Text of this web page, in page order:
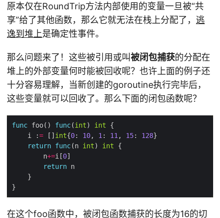
原本仅在RoundTrip方法内部使用的变量一旦被“共
享”给了其他函数，那么它就无法在栈上分配了， 逃
逸到堆上是确定性事件。
那么问题来了！这些被引用或叫被闭包捕获的分配在
堆上的外部变量何时能被回收呢？也许上面的例子还
十分容易理解，当新创建的goroutine执行完毕后，
这些变量就可以回收了。那么下面的闭包函数呢？
func foo() func(int) int
    i :
= [] int{0: 10, 1 : 11 , 15: 128
return func(n int) int
        n
+=i[0
return
在这个foo函数中，被闭包函数捕获的长度为16的切